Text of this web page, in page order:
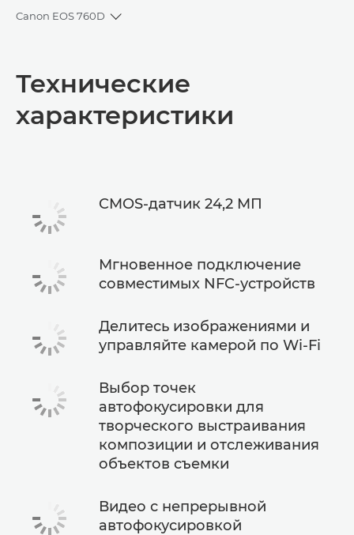
Canon EOS 760D
Toggle breadcrumbs
Технические характеристики
Технические
характеристики
CMOS-датчик 24,2 MП
Мгновенное подключение
совместимых NFC-устройств
Делитесь изображениями и
управляйте камерой по Wi-Fi
Выбор точек
автофокусировки для
творческого выстраивания
композиции и отслеживания
объектов съемки
Видео с непрерывной
автофокусировкой